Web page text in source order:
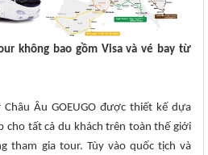
không bao gồm Visa và vé bay từ
Âu GOEUGO được thiết kế dựa
cho tất cả du khách trên toàn thế giới
tham gia tour. Tùy vào quốc tịch và